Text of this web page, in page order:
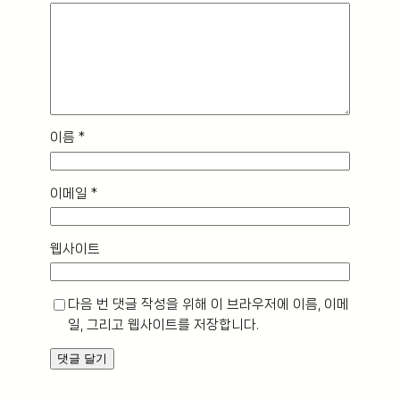
이름 *
이메일 *
웹사이트
다음 번 댓글 작성을 위해 이 브라우저에 이름, 이메
일, 그리고 웹사이트를 저장합니다.